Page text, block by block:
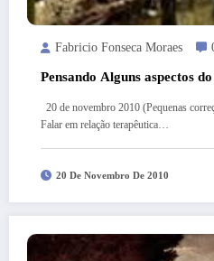
Fabricio Fonseca Moraes
Pensando Alguns aspectos
20 de novembro 2010 (Pequenas
Falar em relação terapêutica…
20 De Novembro De 2010